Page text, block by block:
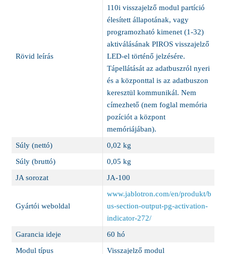
Rövid leírás
110i visszajelző modul partíció
élesített állapotának, vagy
programozható kimenet (1-32)
aktiválásának PIROS visszajelző
LED-el történő jelzésére.
Tápellátását az adatbuszról nyeri
és a központtal is az adatbuszon
keresztül kommunikál. Nem
címezhető (nem foglal memória
pozíciót a központ
memóriájában).
Súly (nettó)
0,02 kg
Súly (bruttó)
0,05 kg
JA sorozat
JA-100
Gyártói weboldal
www.jablotron.com/en/produkt/b
us-section-output-pg-activation-
indicator-272/
Garancia ideje
60 hó
Modul típus
Visszajelző modul